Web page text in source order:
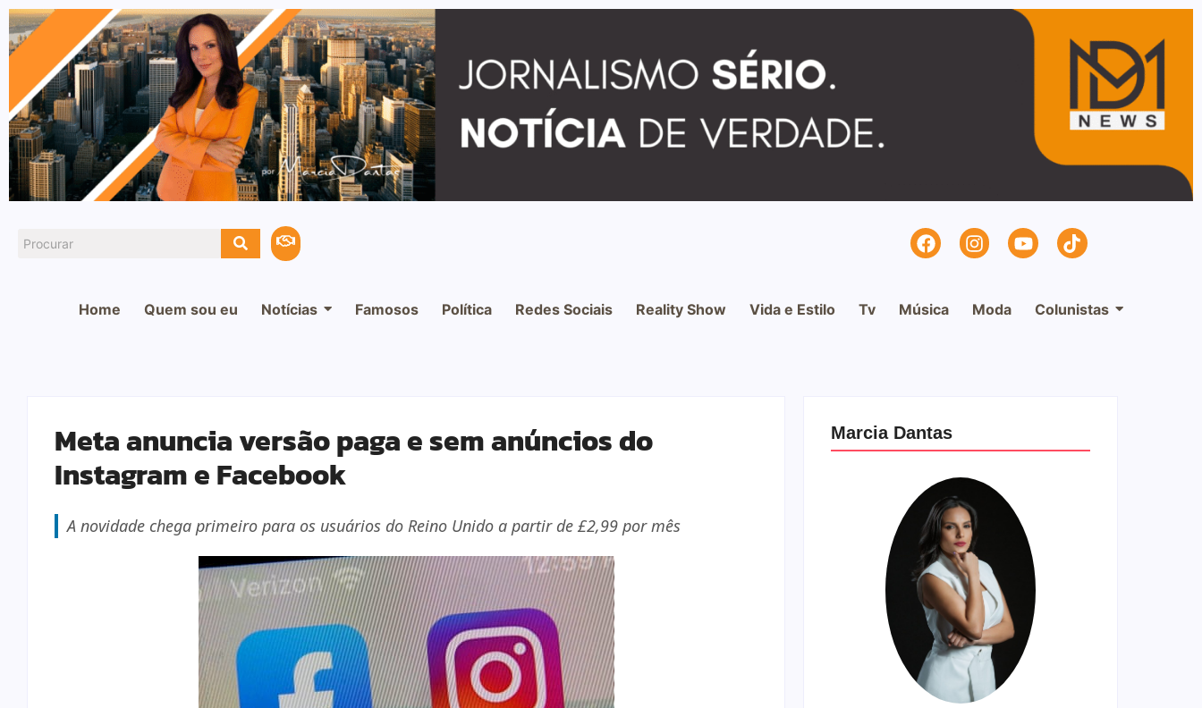
Home Quem sou eu Notícias Famosos Política Redes Sociais Reality Show Vida e Estilo Tv Música Moda Colunistas
Meta anuncia versão paga e sem anúncios do
Instagram e Facebook
A novidade chega primeiro para os usuários do Reino Unido a partir de £2,99 por mês
Marcia Dantas